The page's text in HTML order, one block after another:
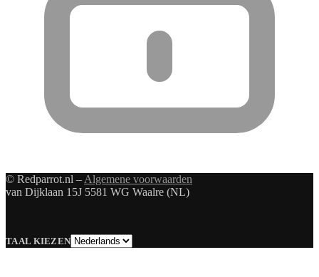
© Redparrot.nl – Algemene voorwaarden
van Dijklaan 15J 5581 WG Waalre (NL)
TAAL KIEZENTaal